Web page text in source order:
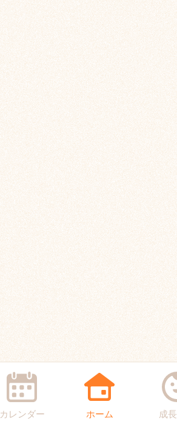
カレンダー ホーム 成